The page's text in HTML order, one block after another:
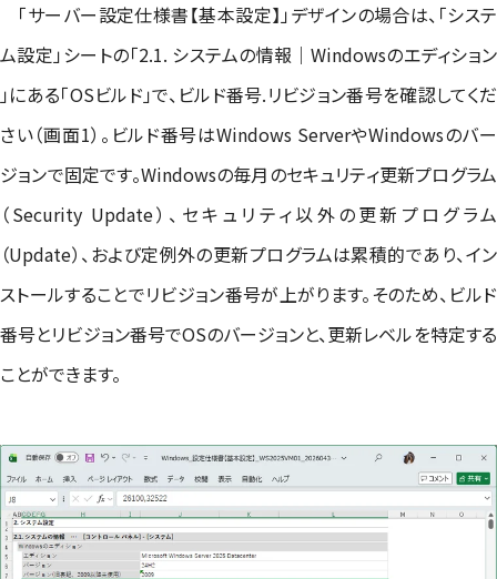
「サーバー設定仕様書【基本設定】」デザインの場合は、「システ
ム設定」シートの「2.1. システムの情報｜Windowsのエディション
」にある「OSビルド」で、ビルド番号.リビジョン番号を確認してくだ
さい（画面1）。ビルド番号はWindows ServerやWindowsのバー
ジョンで固定です。Windowsの毎月のセキュリティ更新プログラム
（Security Update）、セキュリティ以外の更新プログラム
（Update）、および定例外の更新プログラムは累積的であり、イン
ストールすることでリビジョン番号が上がります。そのため、ビルド
番号とリビジョン番号でOSのバージョンと、更新レベルを特定する
ことができます。